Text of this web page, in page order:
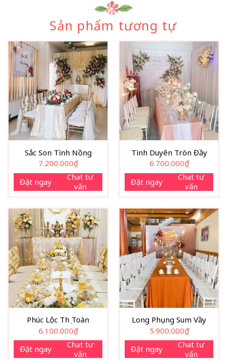
Sản phẩm tương tự
Sắc Son Tình Nồng
7.200.000₫
Đặt ngay
Chat tư
vấn
Tình Duyên Tròn Đầy
6.700.000₫
Đặt ngay
Chat tư
vấn
Phúc Lộc Thọ Toàn
6.100.000₫
Đặt ngay
Chat tư
vấn
Long Phụng Sum Vầy
5.900.000₫
Đặt ngay
Chat tư
vấn